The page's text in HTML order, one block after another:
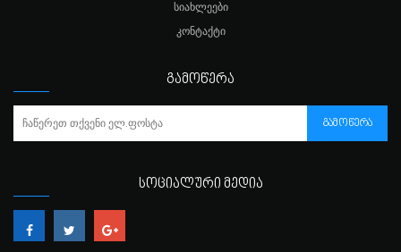
ᲡᲘᲐᲮᲚᲔᲔᲑᲘ
ᲙᲝᲜᲢᲐᲥᲢᲘ
ᲒᲐᲛᲝᲬᲔᲠᲐ
ᲒᲐᲛᲝᲬᲔᲠᲐ
ᲡᲝᲪᲘᲐᲚᲣᲠᲘ ᲛᲔᲓᲘᲐ